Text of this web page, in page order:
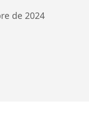
de 2024